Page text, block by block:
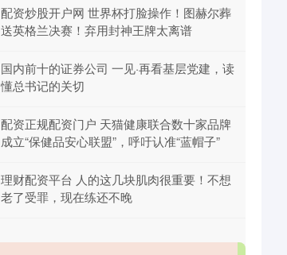
配资炒股开户网 世界杯打脸操作！图赫尔葬
送英格兰决赛！弃用封神王牌太离谱
国内前十的证券公司 一见·再看基层党建，读
懂总书记的关切
配资正规配资门户 天猫健康联合数十家品牌
成立“保健品安心联盟”，呼吁认准“蓝帽子”
理财配资平台 人的这几块肌肉很重要！不想
老了受罪，现在练还不晚